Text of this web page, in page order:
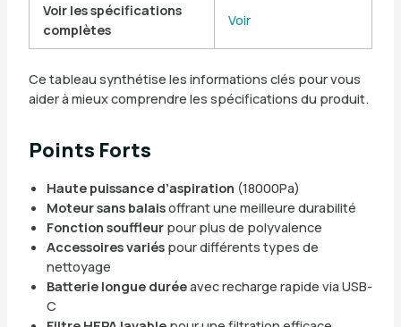
Voir les spécifications
complètes
Voir
Ce tableau synthétise les informations clés pour vous
aider à mieux comprendre les spécifications du produit.
Points Forts
Haute puissance d’aspiration (18000Pa)
Moteur sans balaisoffrant une meilleure durabilité
Fonction souffleurpour plus de polyvalence
Accessoires variéspour différents types de
nettoyage
Batterie longue duréeavec recharge rapide via USB-
C